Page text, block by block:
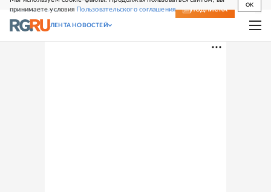
принимаете условия Пользовательского соглашения
OK
СВЕЖИЙ НОМЕР ПОДПИСКА
ЛЕНТА НОВОСТЕЙ